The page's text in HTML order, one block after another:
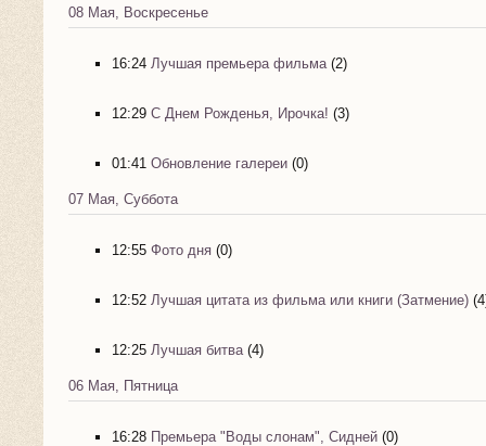
08 Мая, Воскресенье
16:24 Лучшая премьера фильма (2)
12:29 С Днем Рожденья, Ирочка! (3)
01:41 Обновление галереи (0)
07 Мая, Суббота
12:55 Фото дня (0)
12:52 Лучшая цитата из фильма или книги (Затмение)
12:25 Лучшая битва (4)
06 Мая, Пятница
16:28 Премьера "Воды слонам", Сидней (0)